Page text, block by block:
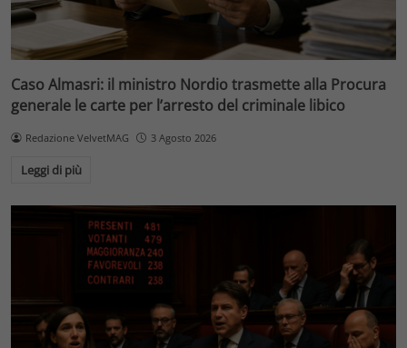
Caso Almasri: il ministro Nordio trasmette alla Procura
generale le carte per l’arresto del criminale libico
Redazione VelvetMAG 3 Agosto 2026
Leggi di più